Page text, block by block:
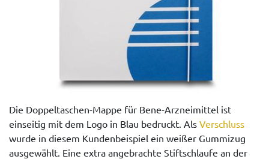
Die Doppeltaschen-Mappe für Bene-Arzneimittel ist
einseitig mit dem Logo in Blau bedruckt. Als Verschluss
wurde in diesem Kundenbeispiel ein weißer Gummizug
ausgewählt. Eine extra angebrachte Stiftschlaufe an der